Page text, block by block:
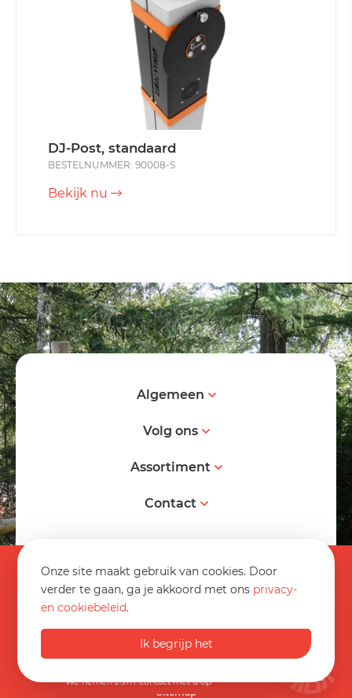
Onze site maakt gebruik van cookies. Door
verder te gaan, ga je akkoord met ons privacy-
en cookiebeleid.
Ik begrijp het
DJ-Post, standaard
BESTELNUMMER: 90008-S
Bekijk nu
Algemeen
Volg ons
Assortiment
Contact
Algemene voorwaarden
Privacy statement
Sitemap
0032 89 70 16 20
Op werkdagen van 08:30 tot 17:00
We nemen z.s.m. contact met u op